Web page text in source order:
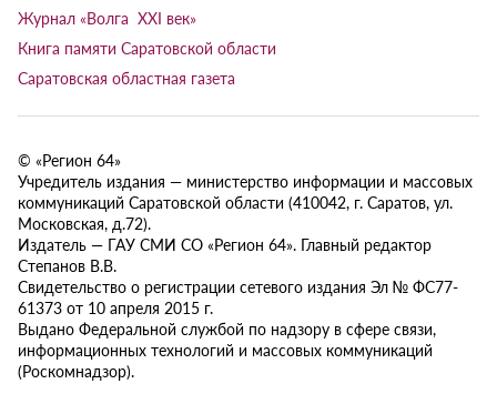
Журнал «Волга XXI век»
Книга памяти Саратовской области
Саратовская областная газета
© «Регион 64»
Учредитель издания — министерство информации и массовых
коммуникаций Саратовской области (410042, г. Саратов, ул.
Московская, д.72).
Издатель — ГАУ СМИ СО «Регион 64». Главный редактор
Степанов В.В.
Свидетельство о регистрации сетевого издания Эл № ФС77-
61373 от 10 апреля 2015 г.
Выдано Федеральной службой по надзору в сфере связи,
информационных технологий и массовых коммуникаций
(Роскомнадзор).